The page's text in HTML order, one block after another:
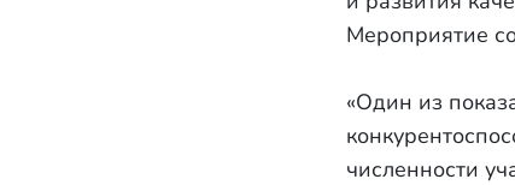
Мероприятие
«Один из
численности